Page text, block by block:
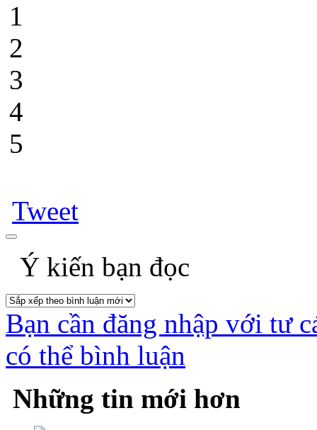
1
2
3
4
5
Tweet
Ý kiến bạn đọc
Bạn cần đăng nhập với tư
có thể bình luận
Những tin mới hơn